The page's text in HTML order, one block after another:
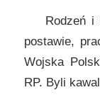
Rodzeń i
postawie,
Wojska
RP. Byli